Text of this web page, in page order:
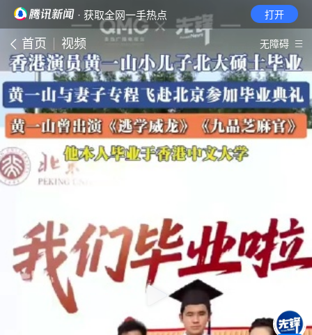
· 获取全网一手热点 打开
首页 视频 无障碍